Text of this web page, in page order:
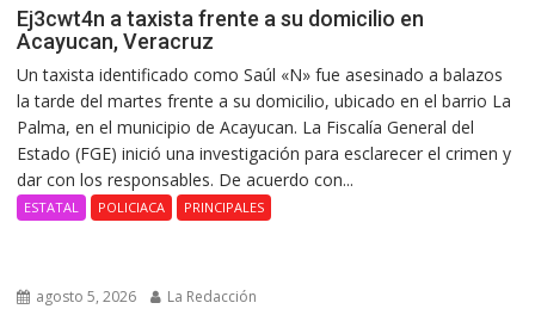
Ej3cwt4n a taxista frente a su domicilio en
Acayucan, Veracruz
Un taxista identificado como Saúl «N» fue asesinado a balazos
la tarde del martes frente a su domicilio, ubicado en el barrio La
Palma, en el municipio de Acayucan. La Fiscalía General del
Estado (FGE) inició una investigación para esclarecer el crimen y
dar con los responsables. De acuerdo con...
ESTATAL POLICIACA PRINCIPALES
agosto 5, 2026 La Redacción